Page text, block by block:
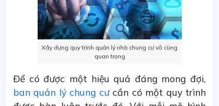
Xây dựng quy trình quản lý nhà chung cư vô cùng
quan trọng
Để có được một hiệu quả đáng mong đợi,
ban quản lý chung cưcần có một quy trình